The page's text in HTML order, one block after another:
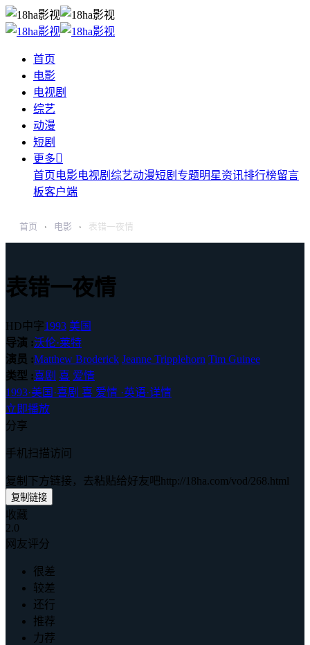
首页
电影
电视剧
综艺
动漫
短剧
更多
首页电影电视剧 综艺动漫短剧 专题明星资讯排行榜留言
板客户端
首页 › 电影 › 表错一夜情
表错一夜情
HD中字1993 美国
导演 :沃伦·莱特
演员 :Matthew Broderick Jeanne Tripplehorn Tim Guinee
类型 :喜剧 喜 爱情
1993·美国 ·喜剧 喜 爱情 ·英语·详情
立即播放
分享
手机扫描访问
复制下方链接，去粘贴给好友吧http://18ha.com/vod/268.html
复制链接
收藏
2.0
网友评分
很差
较差
还行
推荐
力荐